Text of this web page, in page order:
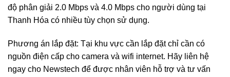
độ phân giải 2.0 Mbps và 4.0 Mbps cho người dùng tại
Thanh Hóa có nhiều tùy chọn sử dụng.
Phương án lắp đặt: Tại khu vực cần lắp đặt chỉ cần có
nguồn điện cấp cho camera và wifi internet. Hãy liên hệ
ngay cho Newstech để được nhân viên hỗ trợ và tư vấn